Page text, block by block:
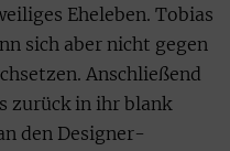
Eheleben. Tobias
sich aber nicht gegen
Anschließend
zurück in ihr blank
den Designer-